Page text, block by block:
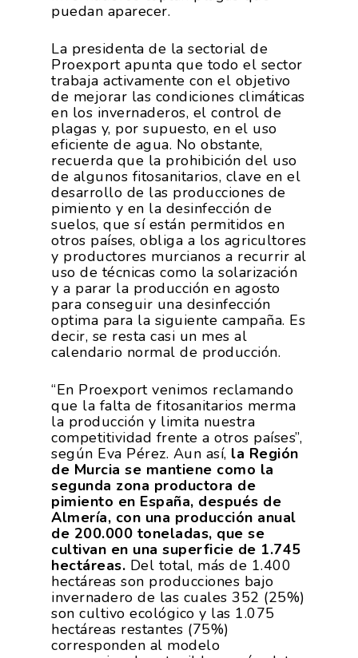
puedan aparecer.
La presidenta de la sectorial de
Proexport apunta que todo el sector
trabaja activamente con el objetivo
de mejorar las condiciones climáticas
en los invernaderos, el control de
plagas y, por supuesto, en el uso
eficiente de agua. No obstante,
recuerda que la prohibición del uso
de algunos fitosanitarios, clave en el
desarrollo de las producciones de
pimiento y en la desinfección de
suelos, que sí están permitidos en
otros países, obliga a los agricultores
y productores murcianos a recurrir al
uso de técnicas como la solarización
y a parar la producción en agosto
para conseguir una desinfección
optima para la siguiente campaña. Es
decir, se resta casi un mes al
calendario normal de producción.
“En Proexport venimos reclamando
que la falta de fitosanitarios merma
la producción y limita nuestra
competitividad frente a otros países”,
según Eva Pérez. Aun así, la Región
de Murcia se mantiene como la
segunda zona productora de
pimiento en España, después de
Almería, con una producción anual
de 200.000 toneladas, que se
cultivan en una superficie de 1.745
hectáreas. Del total, más de 1.400
hectáreas son producciones bajo
invernadero de las cuales 352 (25%)
son cultivo ecológico y las 1.075
hectáreas restantes (75%)
corresponden al modelo
La Asociación
Nosotros
Nuestros Asociados
Responsabilidad Social
Corporativa
Empresas
Asociados
Mapa De Productores
Productos